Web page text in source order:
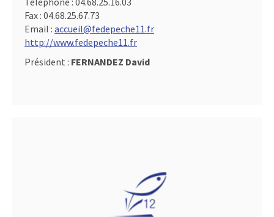
Fax : 04.68.25.67.73
Email : accueil@fedepeche11.fr
http://www.fedepeche11.fr
Président : FERNANDEZ David